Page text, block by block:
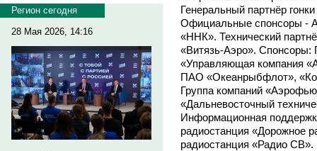
Регион сегодня
28 Мая 2026, 14:16
Генеральный партнёр
Официальные спонсоры -
«ННК». Технический
«Витязь-Аэро». Спонсоры:
«Управляющая компания
ПАО «Океанрыбфлот»,
Группа компаний
«Дальневосточный
Информационная
радиостанция «Дорожное
радиостанция «Радио СВ».